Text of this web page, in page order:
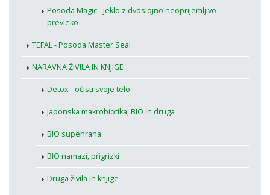
Posoda Magic - jeklo z dvoslojno neoprijemljivo
prevleko
TEFAL - Posoda Master Seal
NARAVNA ŽIVILA IN KNJIGE
Detox - očisti svoje telo
Japonska makrobiotika, BIO in druga
BIO supehrana
BIO namazi, prigrizki
Druga živila in knjige